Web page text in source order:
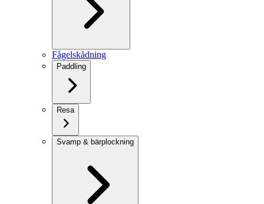
Fågelskådning
Paddling
Resa
Svamp & bärplockning